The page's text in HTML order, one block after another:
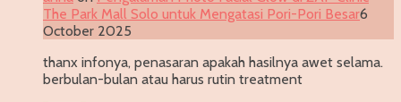
The Park Mall Solo untuk Mengatasi Pori-Pori Besar6
October 2025
thanx infonya, penasaran apakah hasilnya awet selama.
berbulan-bulan atau harus rutin treatment